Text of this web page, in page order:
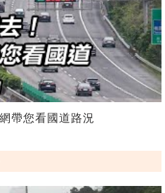
帶您看國道路況